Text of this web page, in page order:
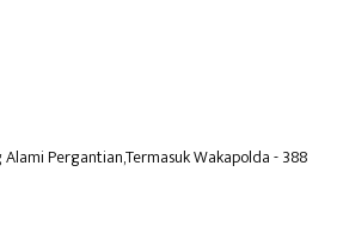
Pergantian,Termasuk Wakapolda- 388